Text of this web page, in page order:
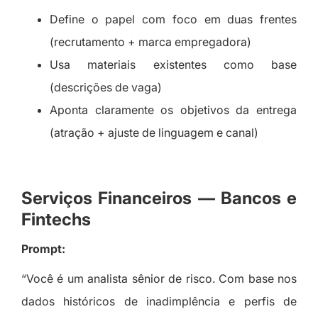
Define o papel com foco em duas frentes
(recrutamento + marca empregadora)
Usa materiais existentes como base
(descrições de vaga)
Aponta claramente os objetivos da entrega
(atração + ajuste de linguagem e canal)
Serviços Financeiros — Bancos e
Fintechs
Prompt:
“Você é um analista sênior de risco. Com base nos
dados históricos de inadimplência e perfis de